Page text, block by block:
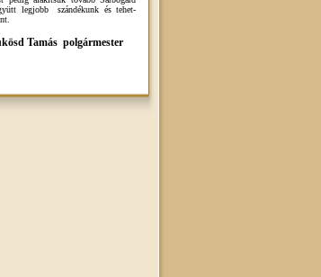
legjobb szándékunk és tehet-
Tamás polgármester